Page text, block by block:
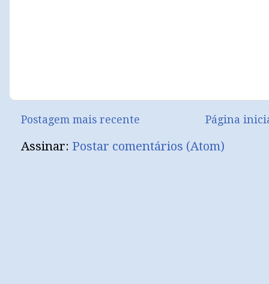
Postagem mais recente Página
Assinar: Postar comentários (Atom)